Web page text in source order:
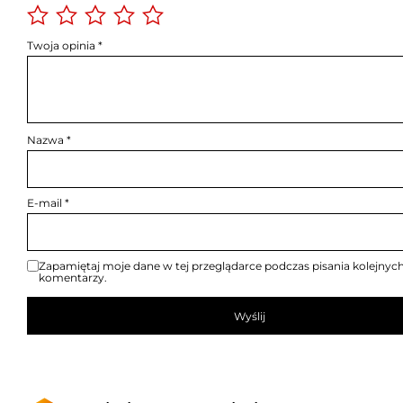
Twoja opinia *
Nazwa *
E-mail *
Zapamiętaj moje dane w tej przeglądarce podczas pisania
komentarzy.